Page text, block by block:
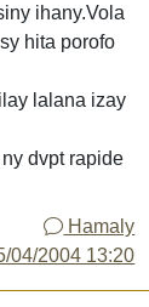
ihany.Vola
hita porofo
lalana izay
dvpt rapide
Hamaly
04/2004 13:20